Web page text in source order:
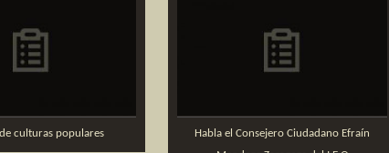
culturas populares
Habla el Consejero Ciudadano Efraín